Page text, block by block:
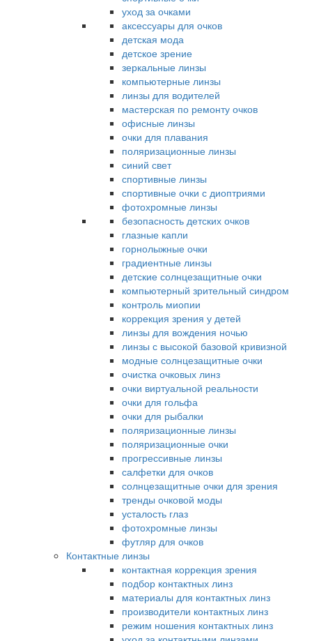
уход за очками
аксессуары для очков
детская мода
детское зрение
зеркальные линзы
компьютерные линзы
линзы для водителей
мастерская по ремонту очков
офисные линзы
очки для плавания
поляризационные линзы
синий свет
спортивные линзы
спортивные очки с диоптриями
фотохромные линзы
безопасность детских очков
глазные капли
горнолыжные очки
градиентные линзы
детские солнцезащитные очки
компьютерный зрительный синдром
контроль миопии
коррекция зрения у детей
линзы для вождения ночью
линзы с высокой базовой кривизной
модные солнцезащитные очки
очистка очковых линз
очки виртуальной реальности
очки для гольфа
очки для рыбалки
поляризационные линзы
поляризационные очки
прогрессивные линзы
салфетки для очков
солнцезащитные очки для зрения
тренды очковой моды
усталость глаз
фотохромные линзы
футляр для очков
Контактные линзы
контактная коррекция зрения
подбор контактных линз
материалы для контактных линз
производители контактных линз
режим ношения контактных линз